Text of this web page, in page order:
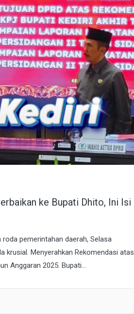
ke Bupati Dhito, Ini Isi
pemerintahan daerah, Selasa
krusial. Menyerahkan Rekomendasi atas
Anggaran 2025. Bupati...